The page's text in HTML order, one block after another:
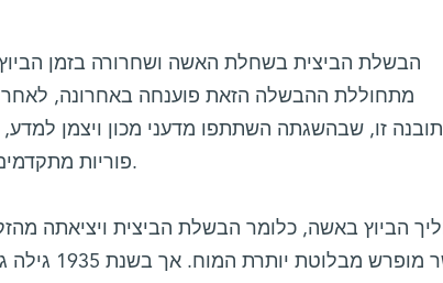
הבשלת הביצית בשחלת האשה ושחרורה בזמן
תובנה זו, שבהשגתה השתתפו מדעני מכון ויצמן
פוריות מתקדמים בעתיד, וכן לפיתוח אמצעי מניעה משופרים.
אשר מופרש